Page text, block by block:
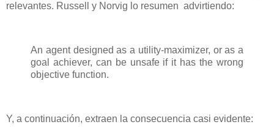
relevantes. Russell y Norvig lo resumen advirtiendo:
An agent designed as a utility-maximizer, or as a
goal achiever, can be unsafe if it has the wrong
objective function.
Y, a continuación, extraen la consecuencia casi evidente: